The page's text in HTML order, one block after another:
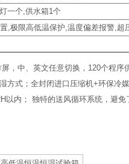
一个,供水箱1个
,极限高低温保护,温度偏差报警,超
，中、英文任意切换，120个程序
方式；全封闭进口压缩机+环保冷
以内； 独特的送风循环系统，避